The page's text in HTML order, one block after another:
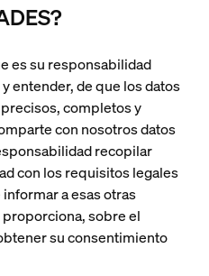
es su responsabilidad
entender, de que los datos
completos y
con nosotros datos
recopilar
con los requisitos legales
a esas otras
sobre el
su consentimiento